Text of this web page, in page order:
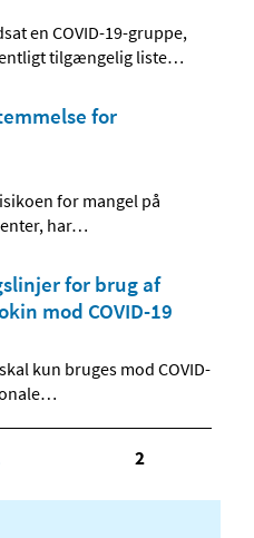
en COVID-19-gruppe,
tilgængelig liste…
for
for mangel på
har…
for brug af
mod COVID-19
kun bruges mod COVID-
…
2